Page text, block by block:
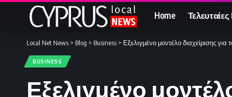
Home
Local Net News > Blog > Business > Εξελιγμένο μοντέλο διαχείρισης για
BUSINESS
Εξελιγμένο